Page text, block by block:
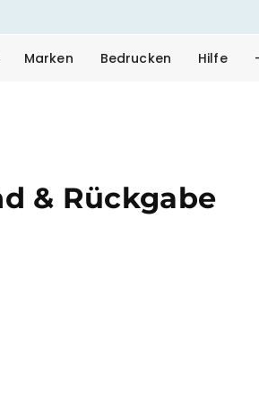
Marken Bedrucken Hilfe
& Rückgabe